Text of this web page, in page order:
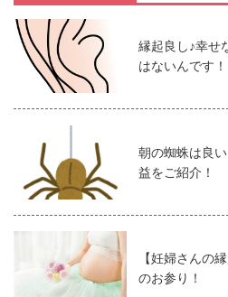
縁起良し♪幸せ
はないんです！
朝の蜘蛛は良
益をご紹介！
【妊婦さんの
のお参り！